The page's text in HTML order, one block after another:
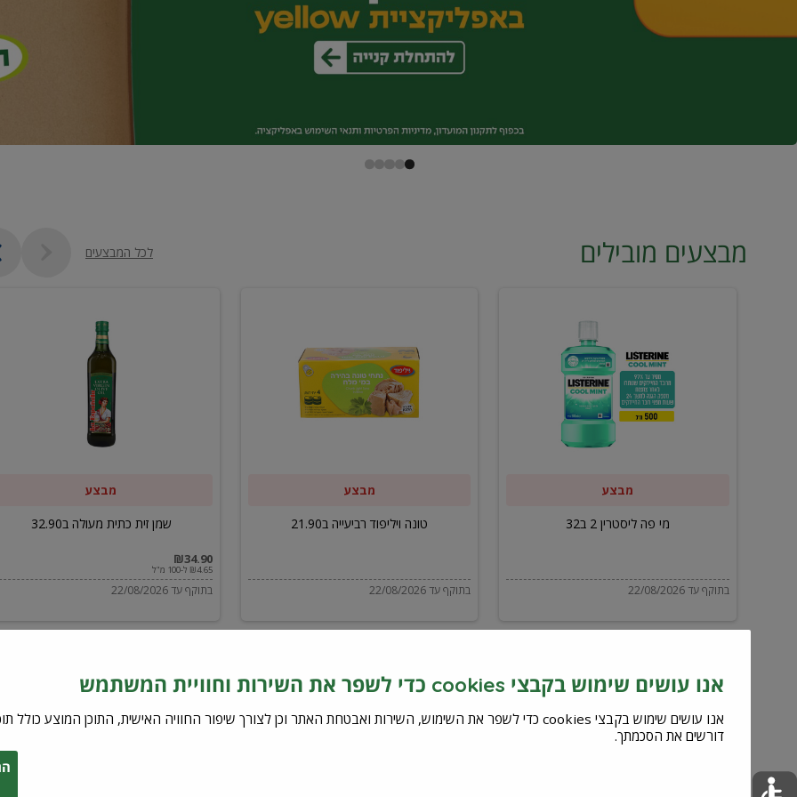
מבצעים מובילים לכל המבצעים
ליסטרין
מבצע
מי פה ליסטרין 2 ב32
בתוקף עד 22/08/2026
ויליפוד
רביעייה
מבצע
טונה ויליפוד רביעייה ב21.90
בתוקף עד 22/08/2026
מבצע
שמן זית כתית מעולה ב32.90
₪34.90
₪4.65 ל-100 מ"ל
בתוקף עד 22/08/2026
אנו עושים שימוש בקבצי cookies כדי לשפר את השירות וחוויית המשתמש
דורשים את הסכמתך.